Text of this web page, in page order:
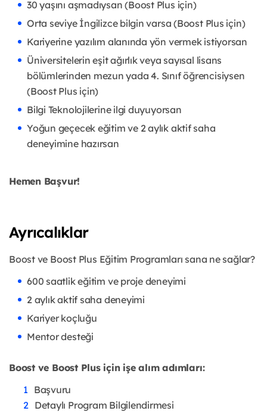
30 yaşını aşmadıysan (Boost Plus için)
Orta seviye İngilizce bilgin varsa (Boost Plus için)
Kariyerine yazılım alanında yön vermek istiyorsan
Üniversitelerin eşit ağırlık veya sayısal lisans
bölümlerinden mezun yada 4. Sınıf öğrencisiysen
(Boost Plus için)
Bilgi Teknolojilerine ilgi duyuyorsan
Yoğun geçecek eğitim ve 2 aylık aktif saha
deneyimine hazırsan
Hemen Başvur!
Ayrıcalıklar
Boost ve Boost Plus Eğitim Programları sana ne sağlar?
600 saatlik eğitim ve proje deneyimi
2 aylık aktif saha deneyimi
Kariyer koçluğu
Mentor desteği
Boost ve Boost Plus için işe alım adımları:
Başvuru
Detaylı Program Bilgilendirmesi